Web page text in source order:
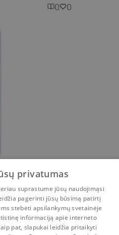
0 0
privatumas
suprastume jūsų naudojimąsi
pagerinti jūsų būsimą patirtį
stebėti apsilankymų svetainėje
informaciją apie interneto
pat, slapukai leidžia pritaikyti